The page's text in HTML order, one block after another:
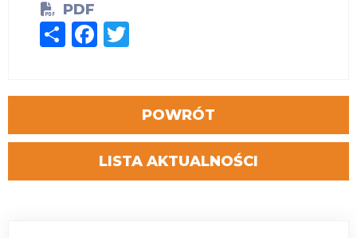
PDF
ShareFacebook
POWRÓT
LISTA AKTUALNOŚCI